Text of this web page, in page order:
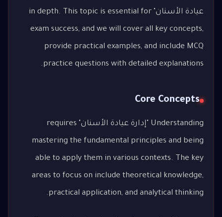
عيادة الأسنان" in depth. This topic is essential for
exam success, and we will cover all key concepts,
provide practical examples, and include MCQ
practice questions with detailed explanations.
Core Concepts
Understanding "إدارة عيادة الأسنان" requires
mastering the fundamental principles and being
able to apply them in various contexts. The key
areas to focus on include theoretical knowledge,
practical application, and analytical thinking.